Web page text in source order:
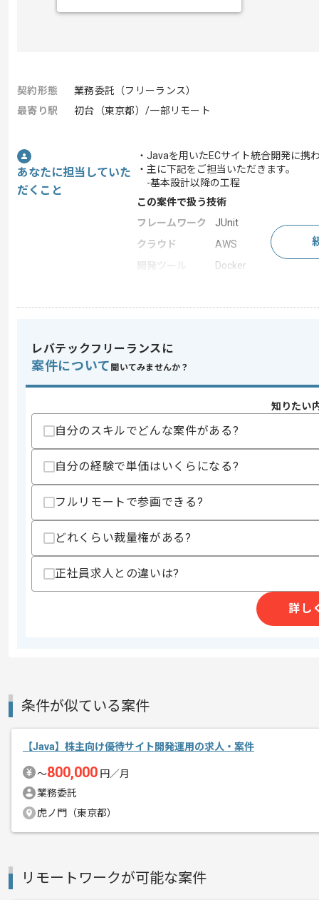
契約形態
業務委託（フリーランス）
最寄り駅
初台（東京都）/一部リモート
あなたに担当していた
だくこと
・Javaを用いたECサイト統合開発に携
・主に下記をご担当いただきます。
-基本設計以降の工程
この案件で扱う技術
フレームワーク
JUnit
クラウド
AWS
開発ツール
Docker
業界
ECサイト
特徴
スキル
・Javaを用いた API開発経験
・HTML及びCSSの知見
歓迎スキル
・WebSocket APIの知識
・AWSの基礎知識(Lambda、
スキルに不安がある方へ
募集人数
1人
エージェントからのコ
お勧めの案件となっております。
レバテックフリーランスに
案件について 聞いてみませんか？
知りたい
自分のスキルでどんな案件がある?
自分の経験で単価はいくらになる?
フルリモートで参画できる?
どれくらい裁量権がある?
正社員求人との違いは?
詳し
条件が似ている案件
【Java】株主向け優待サイト開発運用の求人・案件
〜800,000 円／月
業務委託
虎ノ門（東京都）
リモートワークが可能な案件